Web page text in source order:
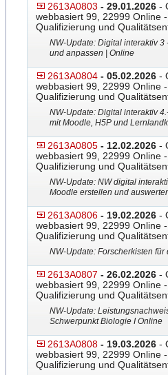
2613A0803 - 29.01.2026 -
webbasiert 99, 22999 Online
Qualifizierung und
NW-Update: Digital interaktiv 3
und anpassen | Online
2613A0804 - 05.02.2026 -
webbasiert 99, 22999 Online
Qualifizierung und
NW-Update: Digital interaktiv
mit Moodle, H5P und
2613A0805 - 12.02.2026 -
webbasiert 99, 22999 Online
Qualifizierung und
NW-Update: NW digital
Moodle erstellen und
2613A0806 - 19.02.2026 -
webbasiert 99, 22999 Online
Qualifizierung und
NW-Update: Forscherkisten
2613A0807 - 26.02.2026 -
webbasiert 99, 22999 Online
Qualifizierung und
NW-Update:
Schwerpunkt Biologie I Online
2613A0808 - 19.03.2026 -
webbasiert 99, 22999 Online
Qualifizierung und